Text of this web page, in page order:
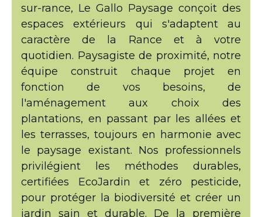
sur-rance, Le Gallo Paysage conçoit des
espaces extérieurs qui s'adaptent au
caractère de la Rance et à votre
quotidien. Paysagiste de proximité, notre
équipe construit chaque projet en
fonction de vos besoins, de
l'aménagement aux choix des
plantations, en passant par les allées et
les terrasses, toujours en harmonie avec
le paysage existant. Nos professionnels
privilégient les méthodes durables,
certifiées EcoJardin et zéro pesticide,
pour protéger la biodiversité et créer un
jardin sain et durable. De la première